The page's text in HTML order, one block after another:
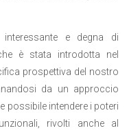
e degna di
è stata introdotta nel
prospettiva del nostro
da un approccio
possibile intendere i poteri
rivolti anche al